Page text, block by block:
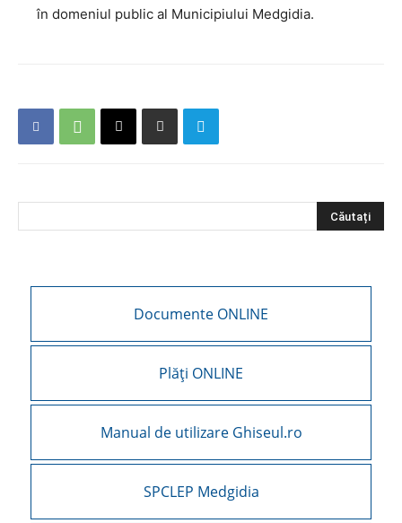
în domeniul public al Municipiului Medgidia.
Documente ONLINE
Plăți ONLINE
Manual de utilizare Ghiseul.ro
SPCLEP Medgidia